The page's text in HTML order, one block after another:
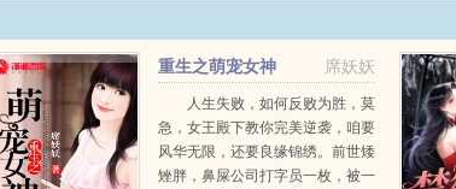
席妖妖
重生之萌宠女神
人生失败，如何反败为胜，莫
急，女王殿下教你完美逆袭，咱要
风华无限，还要良缘锦绣。前世矮
矬胖，鼻屎公司打字员一枚，被一